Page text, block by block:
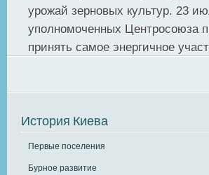
урожай зерновых культур. 23
уполномоченных Центросоюза
принять самое энергичное
История Киева
Первые поселения
Бурное развитие